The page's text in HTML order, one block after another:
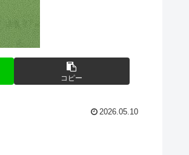
コピー
2026.05.10